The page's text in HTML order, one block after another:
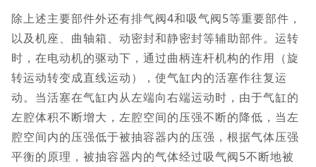
除上述主要部件外还有排气阀4和吸气阀5等重要部件，
以及机座、曲轴箱、动密封和静密封等辅助部件。运转
时，在电动机的驱动下，通过曲柄连杆机构的作用（旋
转运动转变成直线运动），使气缸内的活塞作往复运
动。当活塞在气缸内从左端向右端运动时，由于气缸的
左腔体积不断增大，左腔空间的压强不断的降低，当左
腔空间内的压强低于被抽容器内的压强，根据气体压强
平衡的原理，被抽容器内的气体经过吸气阀5不断地被